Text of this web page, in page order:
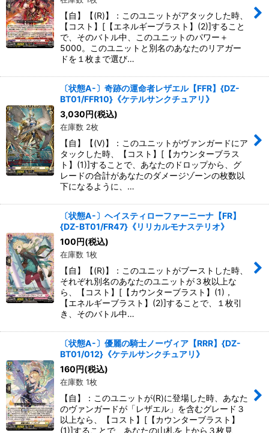
【自】【(R)】：このユニットがアタックした時、
【コスト】[【エネルギーブラスト】(2)]すること
で、そのバトル中、このユニットのパワー＋
5000。このユニットと別名のあなたのリアガー
ドを１枚まで選び…
〔状態A-〕奇跡の運命者レザエル【FFR】{DZ-
BT01/FFR10}《ケテルサンクチュアリ》
3,030円(税込)
在庫数 2枚
【自】【(V)】：このユニットがヴァンガードにア
タックした時、【コスト】[【カウンターブラス
ト】(1)]することで、あなたのドロップから、グ
レードの合計があなたのダメージゾーンの枚数以
下になるように、…
〔状態A-〕ヘイスティローファーニーナ【FR】
{DZ-BT01/FR47}《リリカルモナステリオ》
100円(税込)
在庫数 1枚
【自】【(R)】：このユニットがブーストした時、
それぞれ別名のあなたのユニットが３枚以上な
ら、【コスト】[【カウンターブラスト】(1)，
【エネルギーブラスト】(2)]することで、１枚引
き、そのバトル中…
〔状態A-〕優麗の騎士ノーヴィア【RRR】{DZ-
BT01/012}《ケテルサンクチュアリ》
160円(税込)
在庫数 1枚
【自】：このユニットが(R)に登場した時、あなた
のヴァンガードが「レザエル」を含むグレード３
以上なら、【コスト】[【カウンターブラスト】
(1)]することで、あなたの山札を上から３枚見